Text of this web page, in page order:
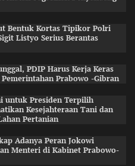
Bentuk Kortas Tipikor Polri
Listyo Serius Berantas
PDIP Harus Kerja Keras
Prabowo -Gibran
untuk Presiden Terpilih
Kesejahteraan Tani dan
Pertanian
Adanya Peran Jokowi
Menteri di Kabinet Prabowo-